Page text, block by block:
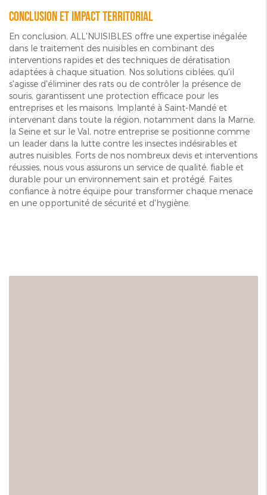
Conclusion et impact territorial
En conclusion, ALL'NUISIBLES offre une expertise inégalée
dans le traitement des nuisibles en combinant des
interventions rapides et des techniques de dératisation
adaptées à chaque situation. Nos solutions ciblées, qu'il
s'agisse d'éliminer des rats ou de contrôler la présence de
souris, garantissent une protection efficace pour les
entreprises et les maisons. Implanté à Saint-Mandé et
intervenant dans toute la région, notamment dans la Marne,
la Seine et sur le Val, notre entreprise se positionne comme
un leader dans la lutte contre les insectes indésirables et
autres nuisibles. Forts de nos nombreux devis et interventions
réussies, nous vous assurons un service de qualité, fiable et
durable pour un environnement sain et protégé. Faites
confiance à notre équipe pour transformer chaque menace
en une opportunité de sécurité et d'hygiène.